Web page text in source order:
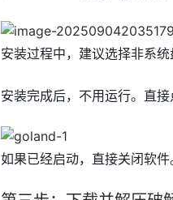
安装过程中，建议选择非系
安装完成后，不用运行。直
如果已经启动，直接关闭软